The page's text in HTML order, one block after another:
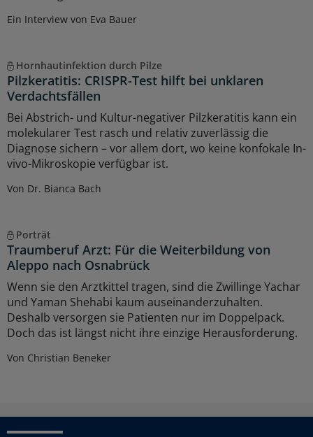
Ein Interview von Eva Bauer
Hornhautinfektion durch Pilze
Pilzkeratitis: CRISPR-Test hilft bei unklaren
Verdachtsfällen
Bei Abstrich- und Kultur-negativer Pilzkeratitis kann ein
molekularer Test rasch und relativ zuverlässig die
Diagnose sichern – vor allem dort, wo keine konfokale In-
vivo-Mikroskopie verfügbar ist.
Von Dr. Bianca Bach
Porträt
Traumberuf Arzt: Für die Weiterbildung von
Aleppo nach Osnabrück
Wenn sie den Arztkittel tragen, sind die Zwillinge Yachar
und Yaman Shehabi kaum auseinanderzuhalten.
Deshalb versorgen sie Patienten nur im Doppelpack.
Doch das ist längst nicht ihre einzige Herausforderung.
Von Christian Beneker